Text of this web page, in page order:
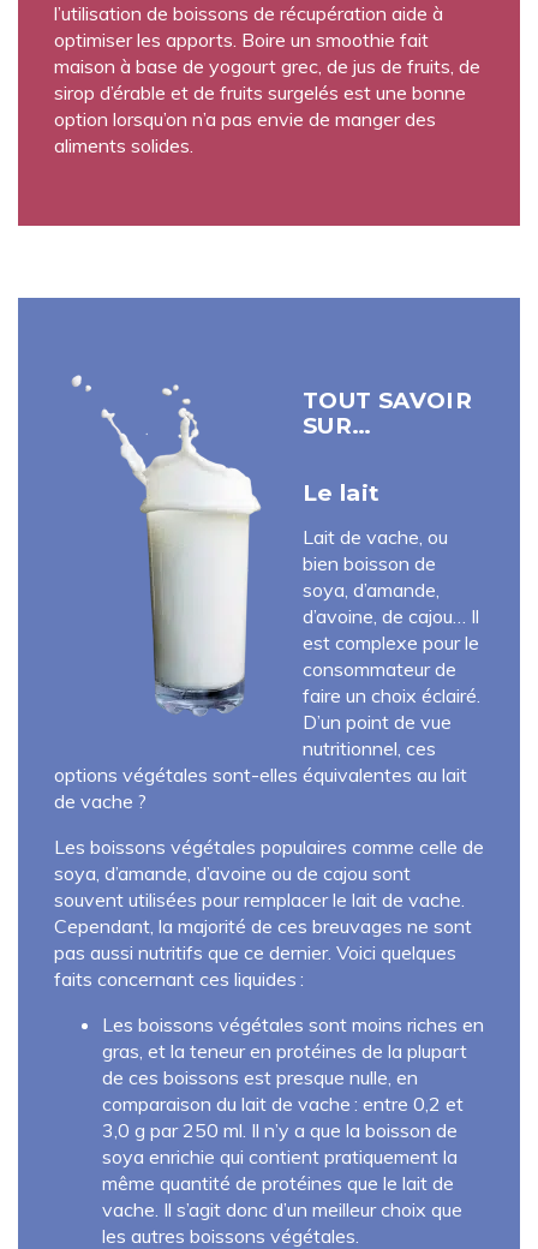
l’utilisation de boissons de récupération aide à
optimiser les apports. Boire un smoothie fait
maison à base de yogourt grec, de jus de fruits, de
sirop d’érable et de fruits surgelés est une bonne
option lorsqu’on n’a pas envie de manger des
aliments solides.
TOUT SAVOIR
SUR…
Le lait
Lait de vache, ou
bien boisson de
soya, d’amande,
d’avoine, de cajou… Il
est complexe pour le
consommateur de
faire un choix éclairé.
D’un point de vue
nutritionnel, ces
options végétales sont-elles équivalentes au lait
de vache ?
Les boissons végétales populaires comme celle de
soya, d’amande, d’avoine ou de cajou sont
souvent utilisées pour remplacer le lait de vache.
Cependant, la majorité de ces breuvages ne sont
pas aussi nutritifs que ce dernier. Voici quelques
faits concernant ces liquides :
Les boissons végétales sont moins riches en
gras, et la teneur en protéines de la plupart
de ces boissons est presque nulle, en
comparaison du lait de vache : entre 0,2 et
3,0 g par 250 ml. Il n’y a que la boisson de
soya enrichie qui contient pratiquement la
même quantité de protéines que le lait de
vache. Il s’agit donc d’un meilleur choix que
les autres boissons végétales.